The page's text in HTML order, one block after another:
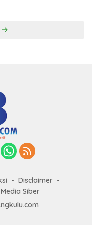
Disclaimer
Siber